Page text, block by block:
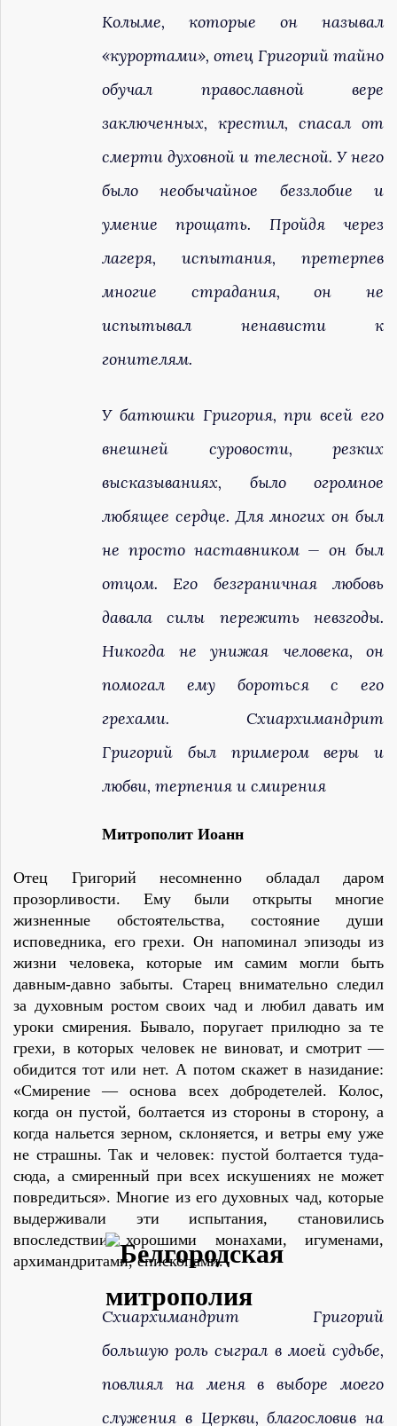
Колыме, которые он называл
«курортами», отец Григорий тайно
обучал православной вере
заключенных, крестил, спасал от
смерти духовной и телесной. У него
было необычайное беззлобие и
умение прощать. Пройдя через
лагеря, испытания, претерпев
многие страдания, он не
испытывал ненависти к
гонителям.
У батюшки Григория, при всей его
внешней суровости, резких
высказываниях, было огромное
любящее сердце. Для многих он был
не просто наставником — он был
отцом. Его безграничная любовь
давала силы пережить невзгоды.
Никогда не унижая человека, он
помогал ему бороться с его
грехами. Схиархимандрит
Григорий был примером веры и
любви, терпения и смирения
Митрополит Иоанн
Отец Григорий несомненно обладал даром
прозорливости. Ему были открыты многие
жизненные обстоятельства, состояние души
исповедника, его грехи. Он напоминал эпизоды из
жизни человека, которые им самим могли быть
давным-давно забыты. Старец внимательно следил
за духовным ростом своих чад и любил давать им
уроки смирения. Бывало, поругает прилюдно за те
грехи, в которых человек не виноват, и смотрит —
обидится тот или нет. А потом скажет в назидание:
«Смирение — основа всех добродетелей. Колос,
когда он пустой, болтается из стороны в сторону, а
когда нальется зерном, склоняется, и ветры ему уже
не страшны. Так и человек: пустой болтается туда-
сюда, а смиренный при всех искушениях не может
повредиться». Многие из его духовных чад, которые
выдерживали эти испытания, становились
впоследствии хорошими монахами, игуменами,
архимандритами, епископами.
Схиархимандрит Григорий
большую роль сыграл в моей судьбе,
повлиял на меня в выборе моего
служения в Церкви, благословив на